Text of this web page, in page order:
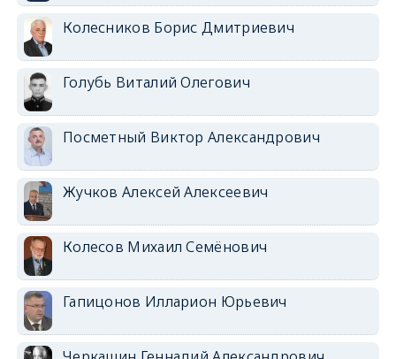
Колесников Борис Дмитриевич
Голубь Виталий Олегович
Посметный Виктор Александрович
Жучков Алексей Алексеевич
Колесов Михаил Семёнович
Гапицонов Илларион Юрьевич